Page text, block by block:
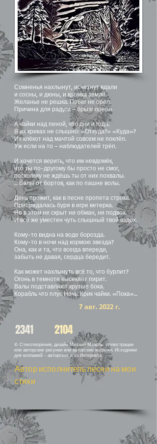
Сомненья нахлынут, исчезнут вдали
и сосны, и дюны, и кромка земли.
Желанье не решка. Побег не орёл.
Причина для радуги – брызг ореол.
А чайки над пеной, что дни и года.
В их криках не слышно: «Откуда?» «Куда»?
Их клёкот над мачтой совсем не поклёп.
Уж если на то – наблюдателей трёп.
И хочется верить, что им невдомёк,
что ты по-другому бы просто не смог,
поскольку не ждёшь ты от них похвалы.
… Валы от бортов, как по пашне волы.
День прожит, как в песне пропета строка.
Припрядалась буря в игре ветерка.
Но в этом не скрыт ни обман, ни подвох.
И всё же уместен чуть слышный твой вздох.
Кому-то видна на воде борозда.
Кому-то в ночи над кормою звезда?
Она, как и та, что всегда впереди,
забыть не давая, сердца бередит.
Как может нахлынуть всё то, что бурлит?
Огонь в темноте высекает пирит.
Валы подставляют крутые бока.
Корабль что плуг. Ночь. Крик чайки. «Пока»…
7 авг. 2022 г.
2341 2104
© Стихотворения, дизайн Михаил Мазель. Иллюстрации
или авторские рисунки или авторские коллажи. Исходники
для коллажей - авторские и из Интернета.
Автор исполнитель песни на мои
стихи